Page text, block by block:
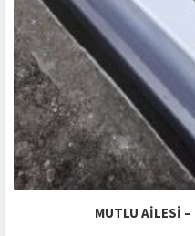
MUTLU AILESI –